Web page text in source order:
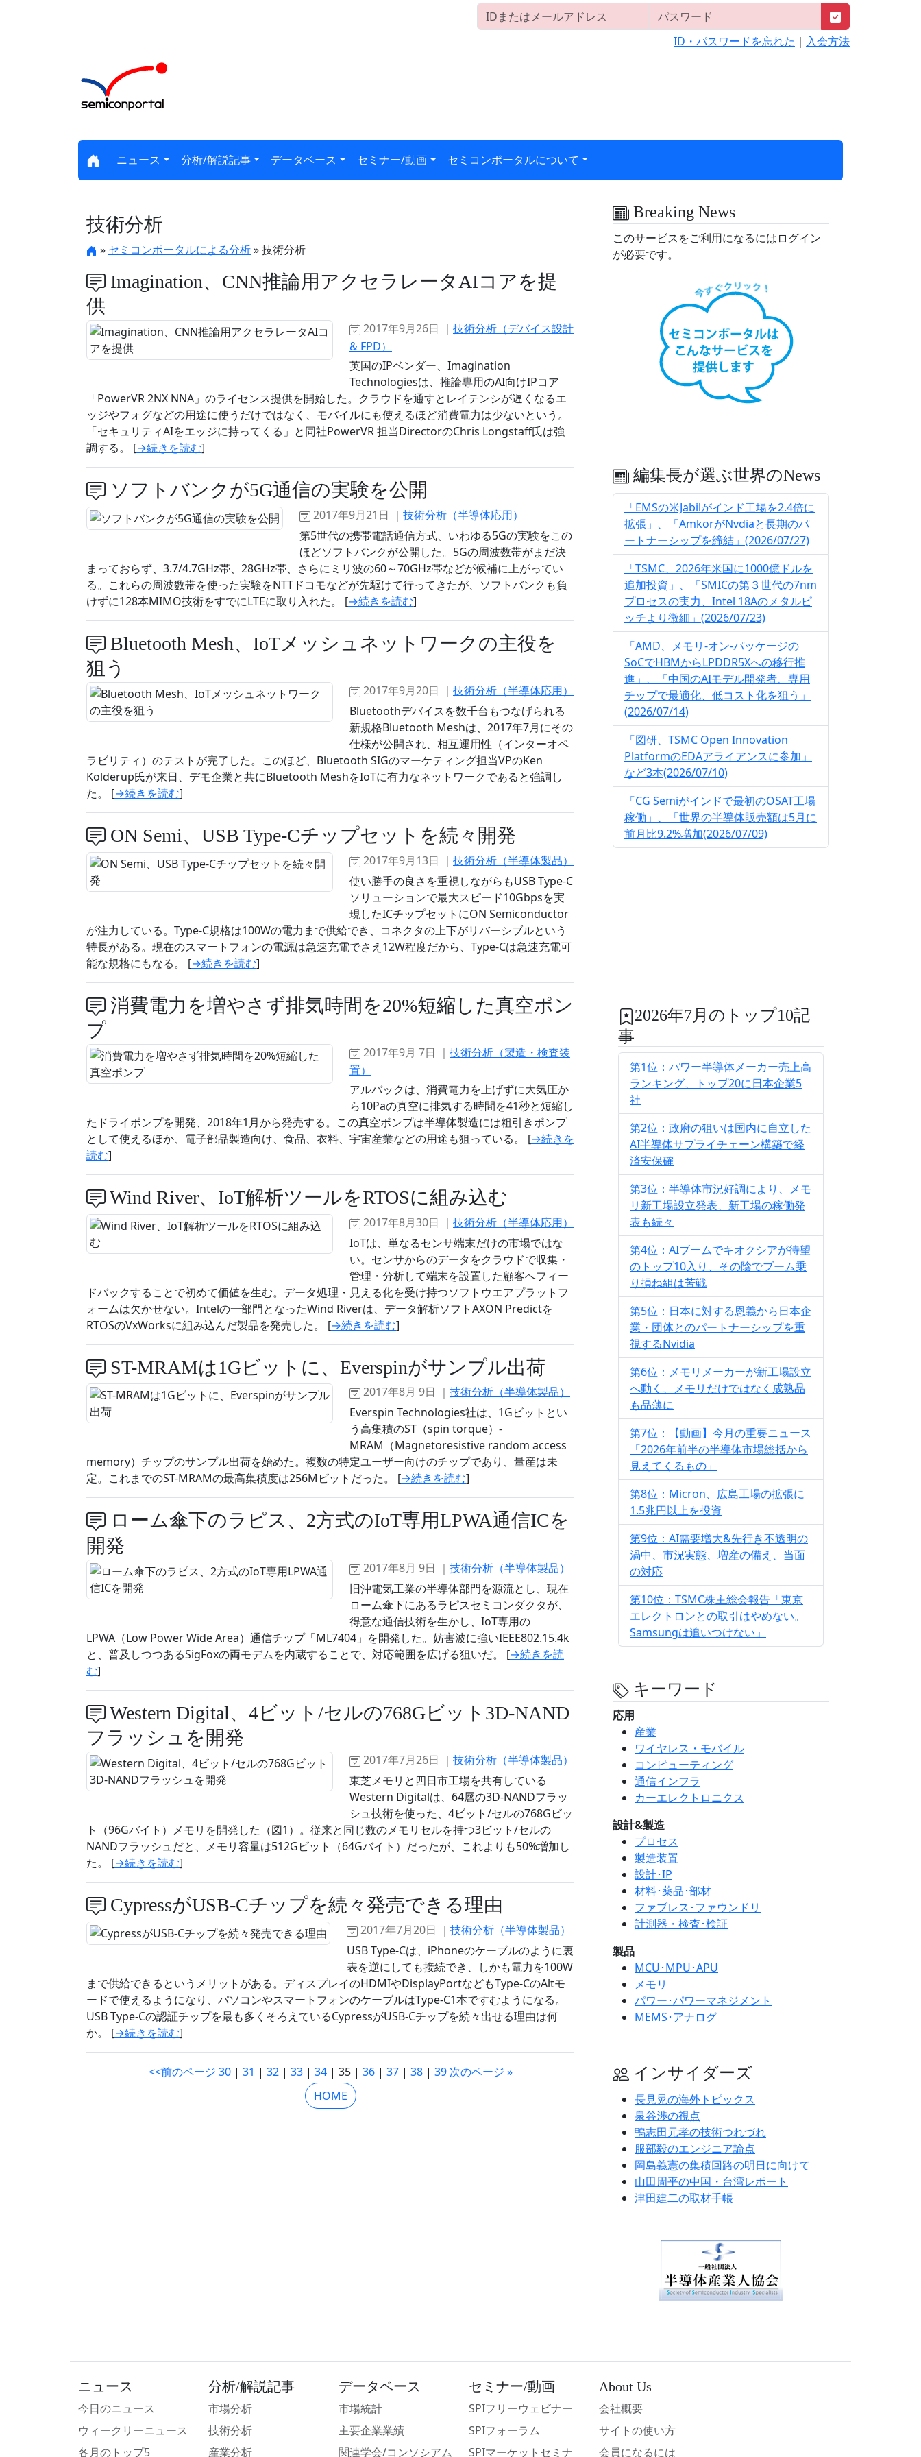
ID・パスワードを忘れた ｜ 入会方法
ニュース 分析/解説記事 データベース セミナー/動画 セミコンポータルについて
技術分析
» セミコンポータルによる分析» 技術分析
Imagination、CNN推論用アクセラレータAIコアを提
供
2017年9月26日 ｜ 技術分析（デバイス設計
& FPD）
英国のIPベンダー、Imagination
Technologiesは、推論専用のAI向けIPコア
「PowerVR 2NX NNA」のライセンス提供を開始した。クラウドを通すとレイテンシが遅くなるエ
ッジやフォグなどの用途に使うだけではなく、モバイルにも使えるほど消費電力は少ないという。
「セキュリティAIをエッジに持ってくる」と同社PowerVR 担当DirectorのChris Longstaff氏は強
調する。 [→続きを読む]
ソフトバンクが5G通信の実験を公開
2017年9月21日 ｜ 技術分析（半導体応用）
第5世代の携帯電話通信方式、いわゆる5Gの実験をこの
ほどソフトバンクが公開した。5Gの周波数帯がまだ決
まっておらず、3.7/4.7GHz帯、28GHz帯、さらにミリ波の60～70GHz帯などが候補に上がってい
る。これらの周波数帯を使った実験をNTTドコモなどが先駆けて行ってきたが、ソフトバンクも負
けずに128本MIMO技術をすでにLTEに取り入れた。 [→続きを読む]
Bluetooth Mesh、IoTメッシュネットワークの主役を
狙う
2017年9月20日 ｜ 技術分析（半導体応用）
Bluetoothデバイスを数千台もつなげられる
新規格Bluetooth Meshは、2017年7月にその
仕様が公開され、相互運用性（インターオペ
ラビリティ）のテストが完了した。このほど、Bluetooth SIGのマーケティング担当VPのKen
Kolderup氏が来日、デモ企業と共にBluetooth MeshをIoTに有力なネットワークであると強調し
た。 [→続きを読む]
ON Semi、USB Type-Cチップセットを続々開発
2017年9月13日 ｜ 技術分析（半導体製品）
使い勝手の良さを重視しながらもUSB Type-C
ソリューションで最大スピード10Gbpsを実
現したICチップセットにON Semiconductor
が注力している。Type-C規格は100Wの電力まで供給でき、コネクタの上下がリバーシブルという
特長がある。現在のスマートフォンの電源は急速充電でさえ12W程度だから、Type-Cは急速充電可
能な規格にもなる。 [→続きを読む]
消費電力を増やさず排気時間を20%短縮した真空ポン
プ
2017年9月 7日 ｜ 技術分析（製造・検査装
置）
アルバックは、消費電力を上げずに大気圧か
ら10Paの真空に排気する時間を41秒と短縮し
たドライポンプを開発、2018年1月から発売する。この真空ポンプは半導体製造には粗引きポンプ
として使えるほか、電子部品製造向け、食品、衣料、宇宙産業などの用途も狙っている。 [→続きを
読む]
Wind River、IoT解析ツールをRTOSに組み込む
2017年8月30日 ｜ 技術分析（半導体応用）
IoTは、単なるセンサ端末だけの市場ではな
い。センサからのデータをクラウドで収集・
管理・分析して端末を設置した顧客へフィー
ドバックすることで初めて価値を生む。データ処理・見える化を受け持つソフトウエアプラットフ
ォームは欠かせない。Intelの一部門となったWind Riverは、データ解析ソフトAXON Predictを
RTOSのVxWorksに組み込んだ製品を発売した。 [→続きを読む]
ST-MRAMは1Gビットに、Everspinがサンプル出荷
2017年8月 9日 ｜ 技術分析（半導体製品）
Everspin Technologies社は、1Gビットとい
う高集積のST（spin torque）-
MRAM（Magnetoresistive random access
memory）チップのサンプル出荷を始めた。複数の特定ユーザー向けのチップであり、量産は未
定。これまでのST-MRAMの最高集積度は256Mビットだった。 [→続きを読む]
ローム傘下のラピス、2方式のIoT専用LPWA通信ICを
開発
2017年8月 9日 ｜ 技術分析（半導体製品）
旧沖電気工業の半導体部門を源流とし、現在
ローム傘下にあるラピスセミコンダクタが、
得意な通信技術を生かし、IoT専用の
LPWA（Low Power Wide Area）通信チップ「ML7404」を開発した。妨害波に強いIEEE802.15.4k
と、普及しつつあるSigFoxの両モデムを内蔵することで、対応範囲を広げる狙いだ。 [→続きを読
む]
Western Digital、4ビット/セルの768Gビット3D-NAND
フラッシュを開発
2017年7月26日 ｜ 技術分析（半導体製品）
東芝メモリと四日市工場を共有している
Western Digitalは、64層の3D-NANDフラッ
シュ技術を使った、4ビット/セルの768Gビッ
ト（96Gバイト）メモリを開発した（図1）。従来と同じ数のメモリセルを持つ3ビット/セルの
NANDフラッシュだと、メモリ容量は512Gビット（64Gバイト）だったが、これよりも50%増加し
た。 [→続きを読む]
CypressがUSB-Cチップを続々発売できる理由
2017年7月20日 ｜ 技術分析（半導体製品）
USB Type-Cは、iPhoneのケーブルのように裏
表を逆にしても接続でき、しかも電力を100W
まで供給できるというメリットがある。ディスプレイのHDMIやDisplayPortなどもType-CのAltモ
ードで使えるようになり、パソコンやスマートフォンのケーブルはType-C1本ですむようになる。
USB Type-Cの認証チップを最も多くそろえているCypressがUSB-Cチップを続々出せる理由は何
か。 [→続きを読む]
<<前のページ 30| 31 | 32| 33| 34| 35 | 36| 37| 38| 39 次のページ »
HOME
Breaking News
このサービスをご利用になるにはログイン
が必要です。
編集長が選ぶ世界のNews
「EMSの米Jabilがインド工場を2.4倍に
拡張」、「AmkorがNvdiaと長期のパ
ートナーシップを締結」(2026/07/27)
「TSMC、2026年米国に1000億ドルを
追加投資」、「SMICの第３世代の7nm
プロセスの実力、Intel 18Aのメタルピ
ッチより微細」(2026/07/23)
「AMD、メモリ-オン-パッケージの
SoCでHBMからLPDDR5Xへの移行推
進」、「中国のAIモデル開発者、専用
チップで最適化、低コスト化を狙う」
(2026/07/14)
「図研、TSMC Open Innovation
PlatformのEDAアライアンスに参加」
など3本(2026/07/10)
「CG Semiがインドで最初のOSAT工場
稼働」、「世界の半導体販売額は5月に
前月比9.2%増加(2026/07/09)
2026年7月のトップ10記
事
第1位：パワー半導体メーカー売上高
ランキング、トップ20に日本企業5
社
第2位：政府の狙いは国内に自立した
AI半導体サプライチェーン構築で経
済安保確
第3位：半導体市況好調により、メモ
リ新工場設立発表、新工場の稼働発
表も続々
第4位：AIブームでキオクシアが待望
のトップ10入り、その陰でブーム乗
り損ね組は苦戦
第5位：日本に対する恩義から日本企
業・団体とのパートナーシップを重
視するNvidia
第6位：メモリメーカーが新工場設立
へ動く、メモリだけではなく成熟品
も品薄に
第7位：【動画】今月の重要ニュース
「2026年前半の半導体市場総括から
見えてくるもの」
第8位：Micron、広島工場の拡張に
1.5兆円以上を投資
第9位：AI需要増大&先行き不透明の
渦中、市況実態、増産の備え、当面
の対応
第10位：TSMC株主総会報告「東京
エレクトロンとの取引はやめない。
Samsungは追いつけない」
キーワード
応用
産業
ワイヤレス・モバイル
コンピューティング
通信インフラ
カーエレクトロニクス
設計&製造
プロセス
製造装置
設計･IP
材料･薬品･部材
ファブレス･ファウンドリ
計測器・検査･検証
製品
MCU･MPU･APU
メモリ
パワー･パワーマネジメント
MEMS･アナログ
インサイダーズ
長見晃の海外トピックス
泉谷渉の視点
鴨志田元孝の技術つれづれ
服部毅のエンジニア論点
岡島義憲の集積回路の明日に向けて
山田周平の中国・台湾レポート
津田建二の取材手帳
ニュース
今日のニュース
ウィークリーニュース
各月のトップ5
分析/解説記事
市場分析
技術分析
産業分析
データベース
市場統計
主要企業業績
関連学会/コンソシアム
セミナー/動画
SPIフリーウェビナー
SPIフォーラム
SPIマーケットセミナ
About Us
会社概要
サイトの使い方
会員になるには